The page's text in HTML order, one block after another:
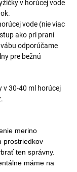
v horúcej vode
vode (nie viac
ako pri praní
odporúčame
pre bežnú
v 30-40 ml horúcej
merino
prostriedkov
ten správny.
máme na